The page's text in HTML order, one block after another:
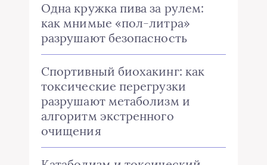
Одна кружка пива за рулем:
как мнимые «пол-литра»
разрушают безопасность
Спортивный биохакинг: как
токсические перегрузки
разрушают метаболизм и
алгоритм экстренного
очищения